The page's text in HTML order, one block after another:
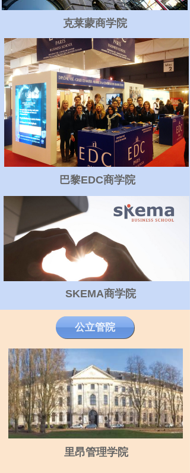
克莱蒙商学院
克莱蒙商学院
克莱蒙商学院
巴黎EDC商学院
巴黎EDC商学院
巴黎EDC商学院
SKEMA商学院
SKEMA商学院
SKEMA商学院
公立管院
里昂管理学院
公立管院
里昂管理学院
公立管院
里昂管理学院